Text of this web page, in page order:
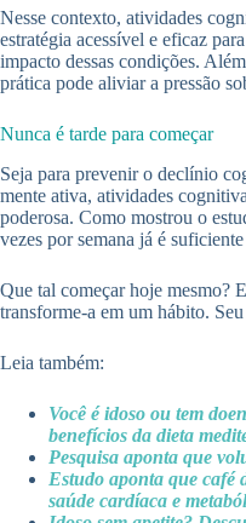
Nesse contexto, atividades
estratégia acessível e eficaz
impacto dessas condições.
prática pode aliviar a pressão
Nunca é tarde para começar
Seja para prevenir o declínio
mente ativa, atividades
poderosa. Como mostrou o
vezes por semana já é
Que tal começar hoje mesmo?
transforme-a em um hábito.
Leia também:
Você é idoso ou tem
benefícios da dieta
Pesquisa aponta que
Estudo aponta que café
saúde cardíaca e